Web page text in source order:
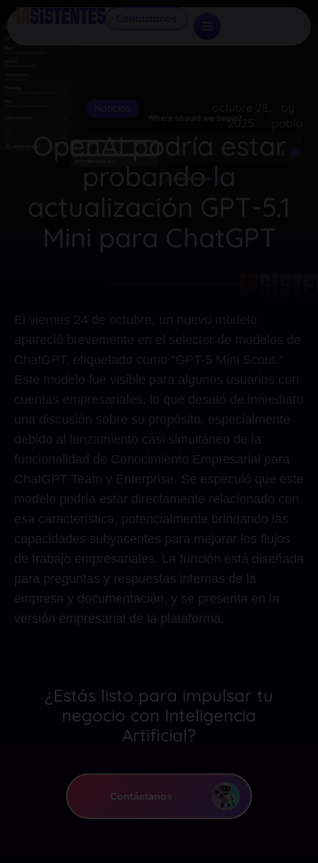
octubre 28,
2025
pablo
OpenAI podría estar
probando la
actualización GPT-5.1
Mini para ChatGPT
El viernes 24 de octubre, un nuevo modelo
apareció brevemente en el selector de modelos de
ChatGPT, etiquetado como “GPT-5 Mini Scout.”
Este modelo fue visible para algunos usuarios con
cuentas empresariales, lo que desató de inmediato
una discusión sobre su propósito, especialmente
debido al lanzamiento casi simultáneo de la
funcionalidad de Conocimiento Empresarial para
ChatGPT Team y Enterprise. Se especuló que este
modelo podría estar directamente relacionado con
esa característica, potencialmente brindando las
capacidades subyacentes para mejorar los flujos
de trabajo empresariales. La función está diseñada
para preguntas y respuestas internas de la
empresa y documentación, y se presenta en la
versión empresarial de la plataforma.
¿Estás listo para impulsar tu
negocio con Inteligencia
Artificial?
Contáctanos